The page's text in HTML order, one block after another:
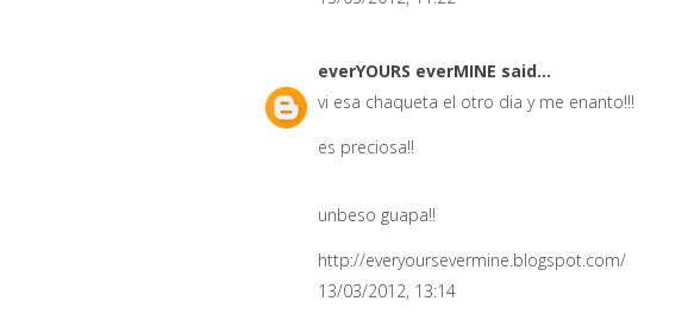
everYOURS everMINE said...
vi esa chaqueta el otro dia y me enanto!!!
es preciosa!!
unbeso guapa!!
http://everyoursevermine.blogspot.com/
13/03/2012, 13:14